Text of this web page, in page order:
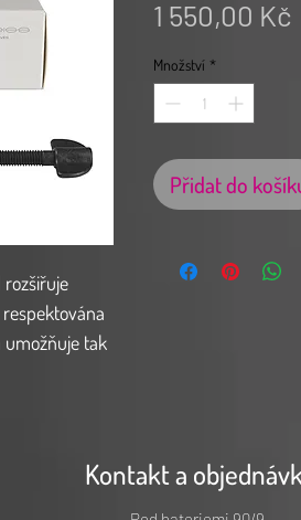
umožňuje tak
sytosti
1 550,00 Kč
Množství *
Přidat do
Kontakt a